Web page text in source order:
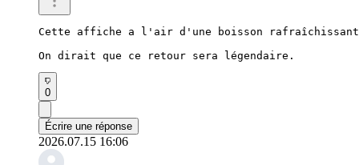
Cette affiche a l'air d'une boisson
On dirait que ce retour sera légendaire.
0
Écrire une réponse
2026.07.15 16:06